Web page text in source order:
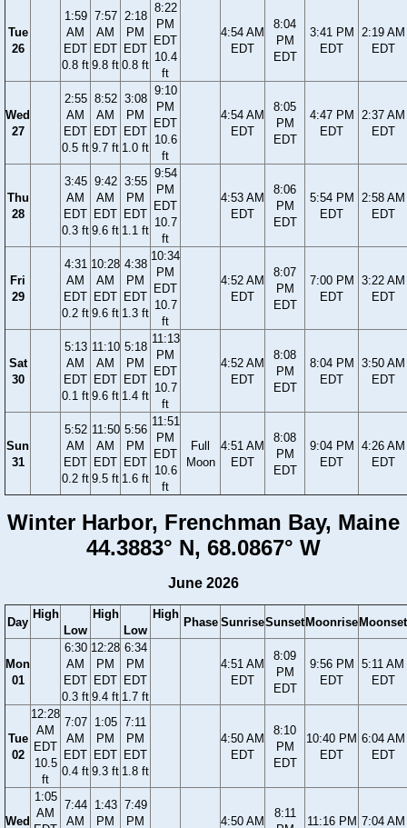
Tue
26
1:59
AM
EDT
0.8 ft
7:57
AM
EDT
9.8 ft
2:18
PM
EDT
0.8 ft
8:22
PM
EDT
10.4
ft
4:54 AM
EDT
8:04
PM
EDT
3:41 PM
EDT
2:19 AM
EDT
Wed
27
2:55
AM
EDT
0.5 ft
8:52
AM
EDT
9.7 ft
3:08
PM
EDT
1.0 ft
9:10
PM
EDT
10.6
ft
4:54 AM
EDT
8:05
PM
EDT
4:47 PM
EDT
2:37 AM
EDT
Thu
28
3:45
AM
EDT
0.3 ft
9:42
AM
EDT
9.6 ft
3:55
PM
EDT
1.1 ft
9:54
PM
EDT
10.7
ft
4:53 AM
EDT
8:06
PM
EDT
5:54 PM
EDT
2:58 AM
EDT
Fri
29
4:31
AM
EDT
0.2 ft
10:28
AM
EDT
9.6 ft
4:38
PM
EDT
1.3 ft
10:34
PM
EDT
10.7
ft
4:52 AM
EDT
8:07
PM
EDT
7:00 PM
EDT
3:22 AM
EDT
Sat
30
5:13
AM
EDT
0.1 ft
11:10
AM
EDT
9.6 ft
5:18
PM
EDT
1.4 ft
11:13
PM
EDT
10.7
ft
4:52 AM
EDT
8:08
PM
EDT
8:04 PM
EDT
3:50 AM
EDT
Sun
31
5:52
AM
EDT
0.2 ft
11:50
AM
EDT
9.5 ft
5:56
PM
EDT
1.6 ft
11:51
PM
EDT
10.6
ft
Full
Moon
4:51 AM
EDT
8:08
PM
EDT
9:04 PM
EDT
4:26 AM
EDT
Winter Harbor, Frenchman Bay, Maine
44.3883° N, 68.0867° W
June 2026
Day
High
Low
High
Low
High
Phase SunriseSunsetMoonriseMoonset
Mon
01
6:30
AM
EDT
0.3 ft
12:28
PM
EDT
9.4 ft
6:34
PM
EDT
1.7 ft
4:51 AM
EDT
8:09
PM
EDT
9:56 PM
EDT
5:11 AM
EDT
Tue
02
12:28
AM
EDT
10.5
ft
7:07
AM
EDT
0.4 ft
1:05
PM
EDT
9.3 ft
7:11
PM
EDT
1.8 ft
4:50 AM
EDT
8:10
PM
EDT
10:40 PM
EDT
6:04 AM
EDT
Wed
1:05
AM
7:44
AM
1:43
PM
7:49
PM
4:50 AM
8:11
11:16 PM 7:04 AM